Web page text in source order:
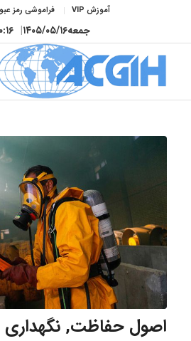
آموزش VIP فراموشی رمز
جمعه۱۴۰۵/۰۵/۱۶|
اصول حفاظت, نگهداری و